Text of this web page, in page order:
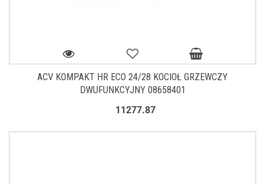
ACV KOMPAKT HR ECO 24/28 KOCIOŁ GRZEWCZY
DWUFUNKCYJNY 08658401
11277.87